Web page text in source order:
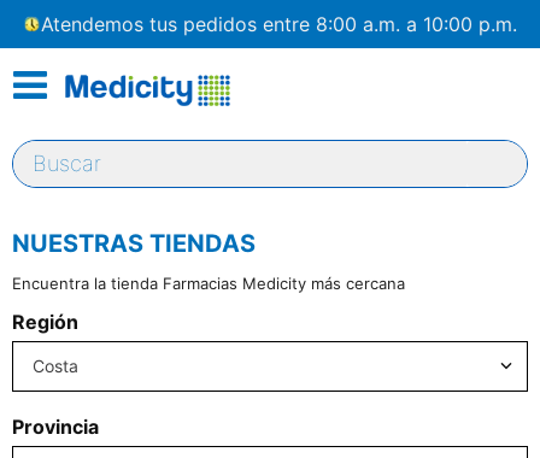
Atendemos tus pedidos entre 8:00 a.m. a 10:00 p.m.
Buscar
NUESTRAS TIENDAS
Encuentra la tienda Farmacias Medicity más cercana
Región
Costa
Provincia